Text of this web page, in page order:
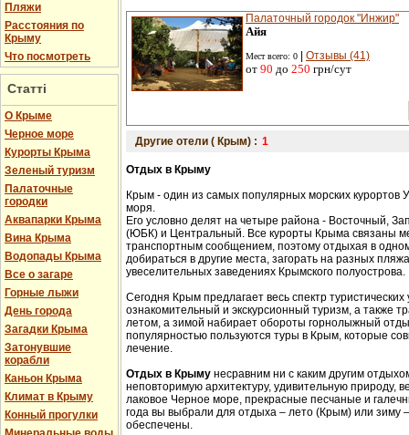
Пляжи
Расстояния по
Крыму
Что посмотреть
Статті
О Крыме
Черное море
Курорты Крыма
Зеленый туризм
Палаточные
городки
Аквапарки Крыма
Вина Крыма
Водопады Крыма
Все о загаре
Горные лыжи
День города
Загадки Крыма
Затонувшие
корабли
Каньон Крыма
Климат в Крыму
Конный прогулки
Палаточный городок "Инжир"
Айя
Мест всего: 0 Отзывы (41)
от 90 до 250 грн/сут
Другие отели ( Крым) : 1
Отдых в Крыму
Крым - один из самых популярных морских курортов
моря.
Его условно делят на четыре района - Восточный,
(ЮБК) и Центральный. Все курорты Крыма связаны
транспортным сообщением, поэтому отдыхая в
добираться в другие места, загорать на разных
увеселительных заведениях Крымского полуострова.
Сегодня Крым предлагает весь спектр
ознакомительный и экскурсионный туризм, а также
летом, а зимой набирает обороты горнолыжный
популярностью пользуются туры в Крым, которые
лечение.
Отдых в Крыму несравним ни с каким другим
неповторимую архитектуру, удивительную природу,
лаковое Черное море, прекрасные песчаные и
года вы выбрали для отдыха – лето (Крым) или зиму
обеспечены.